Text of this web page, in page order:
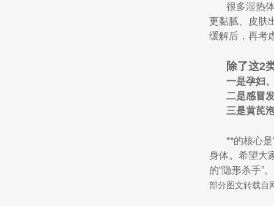
很多湿热
更黏腻、皮肤
缓解后，再考
除了这2
一是孕妇
二是感冒
三是黄芪
**的核心
身体。希望大
的“隐形杀手”
部分图文转载自